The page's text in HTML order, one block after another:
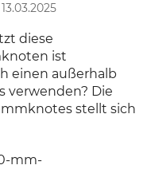
diese
ist
einen außerhalb
verwenden? Die
stellt sich
mm-